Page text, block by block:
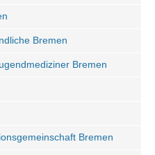
Bremen
Bremen
Bremen